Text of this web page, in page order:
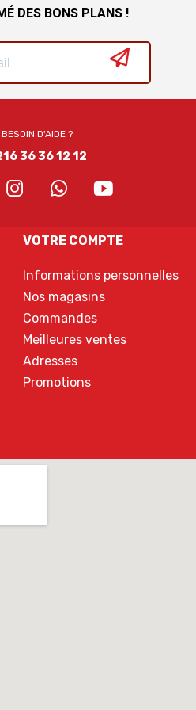
DES BONS PLANS !
BESOIN D'AIDE ?
36 36 12 12
VOTRE COMPTE
Informations personnelles
Nos magasins
Commandes
Meilleures ventes
Adresses
Promotions